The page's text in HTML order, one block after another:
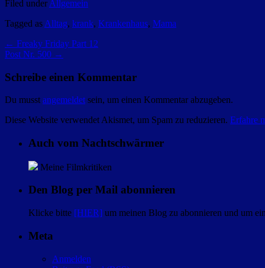
Filed under Allgemein
Tagged as Alltag, krank, Krankenhaus, Mama
← Freaky Friday Part 12
Post Nr. 500 →
Schreibe einen Kommentar
Du musst angemeldet sein, um einen Kommentar abzugeben.
Diese Website verwendet Akismet, um Spam zu reduzieren. Erfahre
Auch vom Nachtschwärmer
Meine Filmkritiken
Den Blog per Mail abonnieren
Klicke bitte [HIER] um meinen Blog zu abonnieren und um
Meta
Anmelden